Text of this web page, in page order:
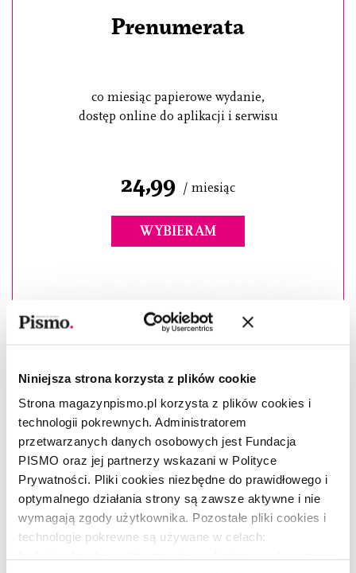
Niniejsza strona korzysta z plików cookie
Strona magazynpismo.pl korzysta z plików cookies i
technologii pokrewnych. Administratorem
przetwarzanych danych osobowych jest Fundacja
PISMO oraz jej partnerzy wskazani w Polityce
Prywatności. Pliki cookies niezbędne do prawidłowego i
optymalnego działania strony są zawsze aktywne i nie
wymagają zgody użytkownika. Pozostałe pliki cookies i
technologie pokrewne są używane w celach:
Prenumerata
co miesiąc papierowe wydanie,
dostęp online do aplikacji i serwisu
24,99 / miesiąc
WYBIERAM
Masz konto? Zaloguj się